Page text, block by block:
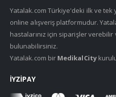
Yatalak.com Türkiye'deki ilk ve
online alışveriş platformudur.
hastalarınız için siparişler
bulunabilirsiniz.
Yatalak.com bir MedikalCity
İYZIPAY